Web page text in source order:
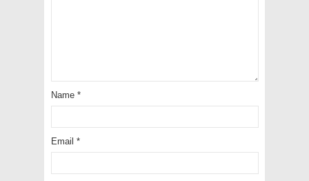
Name *
Email *